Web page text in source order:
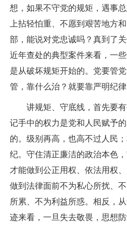
想，如果不守党的规矩，遇事
上拈轻怕重、不愿到艰苦地方
部，能说对党忠诚吗？真到了
近年查处的典型案件来看，一
是从破坏规矩开始的。党要管
管，靠什么治？就要靠严明纪律
讲规矩、守底线，首先要有
记手中的权力是党和人民赋予
的。级别再高，也高不过人民
纪。守住清正廉洁的政治本色
才能做到公正用权、依法用权
做到法律面前不为私心所扰、
所累、不为利益所惑。相反，
迹来看，一旦失去敬畏，思想